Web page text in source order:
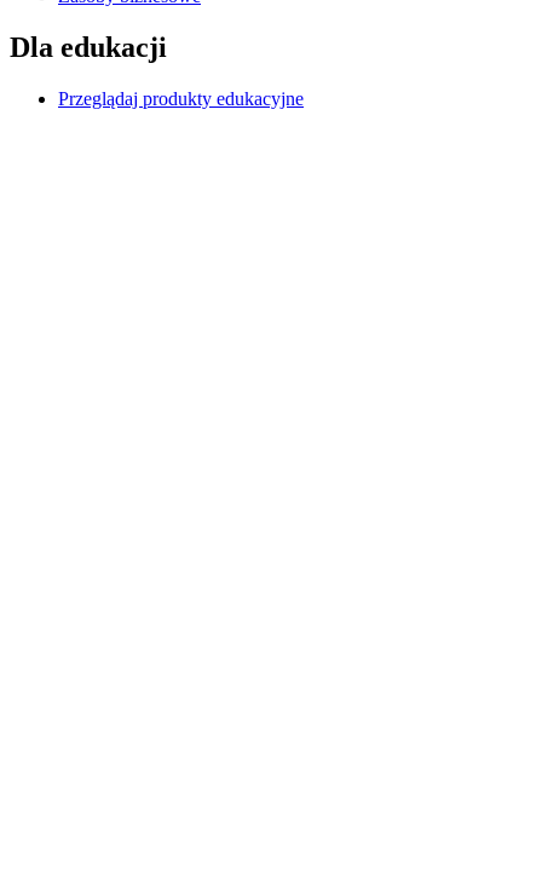
Dla edukacji
Przeglądaj produkty edukacyjne